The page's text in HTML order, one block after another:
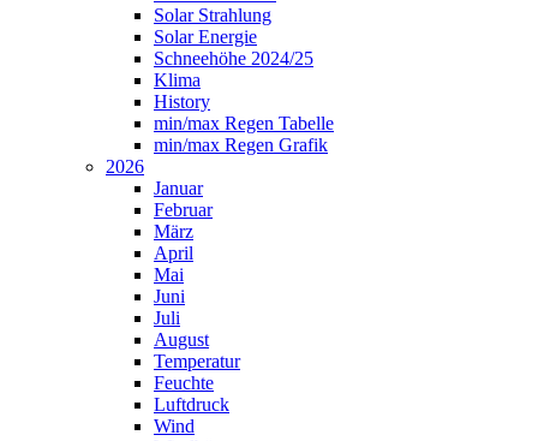
Solar Strahlung
Solar Energie
Schneehöhe 2024/25
Klima
History
min/max Regen Tabelle
min/max Regen Grafik
2026
Januar
Februar
März
April
Mai
Juni
Juli
August
Temperatur
Feuchte
Luftdruck
Wind